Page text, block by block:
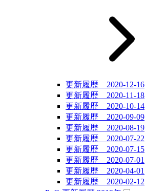
更新履歴 2020-12-16
更新履歴 2020-11-18
更新履歴 2020-10-14
更新履歴 2020-09-09
更新履歴 2020-08-19
更新履歴 2020-07-22
更新履歴 2020-07-15
更新履歴 2020-07-01
更新履歴 2020-04-01
更新履歴 2020-02-12